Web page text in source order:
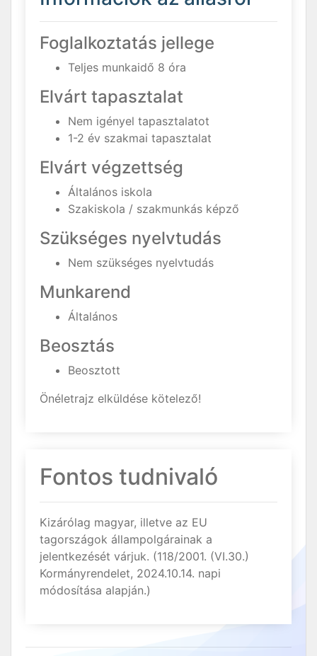
Foglalkoztatás jellege
Teljes munkaidő 8 óra
Elvárt tapasztalat
Nem igényel tapasztalatot
1-2 év szakmai tapasztalat
Elvárt végzettség
Általános iskola
Szakiskola / szakmunkás képző
Szükséges nyelvtudás
Nem szükséges nyelvtudás
Munkarend
Általános
Beosztás
Beosztott
Önéletrajz elküldése kötelező!
Fontos tudnivaló
Kizárólag magyar, illetve az EU
tagországok állampolgárainak a
jelentkezését várjuk. (118/2001. (VI.30.)
Kormányrendelet, 2024.10.14. napi
módosítása alapján.)